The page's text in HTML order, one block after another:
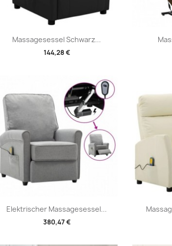
Massagesessel Schwarz...
144,28 €
Vorschau
Elektrischer Massagesessel...
380,47 €
Vorschau